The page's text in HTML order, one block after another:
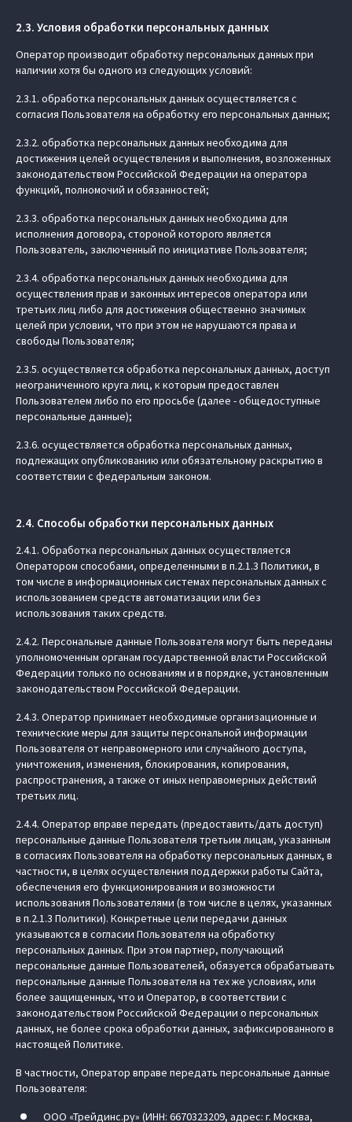
2.3. Условия обработки персональных данных
Оператор производит обработку персональных данных при
наличии хотя бы одного из следующих условий:
2.3.1. обработка персональных данных осуществляется с
согласия Пользователя на обработку его персональных данных;
2.3.2. обработка персональных данных необходима для
достижения целей осуществления и выполнения, возложенных
законодательством Российской Федерации на оператора
функций, полномочий и обязанностей;
2.3.3. обработка персональных данных необходима для
исполнения договора, стороной которого является
Пользователь, заключенный по инициативе Пользователя;
2.3.4. обработка персональных данных необходима для
осуществления прав и законных интересов оператора или
третьих лиц либо для достижения общественно значимых
целей при условии, что при этом не нарушаются права и
свободы Пользователя;
2.3.5. осуществляется обработка персональных данных, доступ
неограниченного круга лиц, к которым предоставлен
Пользователем либо по его просьбе (далее - общедоступные
персональные данные);
2.3.6. осуществляется обработка персональных данных,
подлежащих опубликованию или обязательному раскрытию в
соответствии с федеральным законом.
2.4. Способы обработки персональных данных
2.4.1. Обработка персональных данных осуществляется
Оператором способами, определенными в п.2.1.3 Политики, в
том числе в информационных системах персональных данных с
использованием средств автоматизации или без
использования таких средств.
2.4.2. Персональные данные Пользователя могут быть переданы
уполномоченным органам государственной власти Российской
Федерации только по основаниям и в порядке, установленным
законодательством Российской Федерации.
2.4.3. Оператор принимает необходимые организационные и
технические меры для защиты персональной информации
Пользователя от неправомерного или случайного доступа,
уничтожения, изменения, блокирования, копирования,
распространения, а также от иных неправомерных действий
третьих лиц.
2.4.4. Оператор вправе передать (предоставить/дать доступ)
персональные данные Пользователя третьим лицам, указанным
в согласиях Пользователя на обработку персональных данных, в
частности, в целях осуществления поддержки работы Сайта,
обеспечения его функционирования и возможности
использования Пользователями (в том числе в целях, указанных
в п.2.1.3 Политики). Конкретные цели передачи данных
указываются в согласии Пользователя на обработку
персональных данных. При этом партнер, получающий
персональные данные Пользователей, обязуется обрабатывать
персональные данные Пользователя на тех же условиях, или
более защищенных, что и Оператор, в соответствии с
законодательством Российской Федерации о персональных
данных, не более срока обработки данных, зафиксированного в
настоящей Политике.
В частности, Оператор вправе передать персональные данные
Пользователя:
ООО «Трейдинс.ру» (ИНН: 6670323209, адрес: г. Москва,